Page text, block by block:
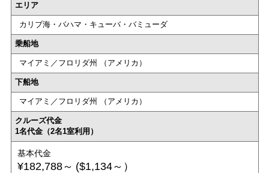
エリア
カリブ海・バハマ・キューバ・バミューダ
乗船地
マイアミ／フロリダ州 （アメリカ）
下船地
マイアミ／フロリダ州 （アメリカ）
クルーズ代金
1名代金（2名1室利用）
基本代金
¥182,788～ ($1,134～）